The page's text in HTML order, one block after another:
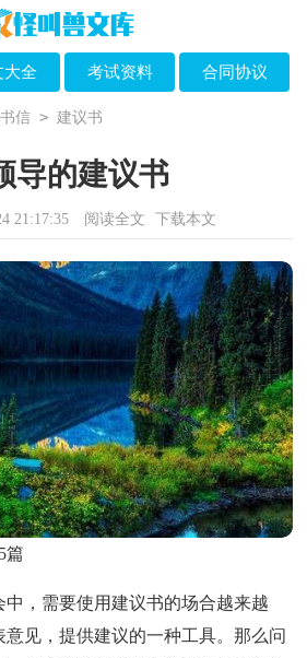
大全 考试资料 合同协议
信 > 建议书
导的建议书
21:17:35 阅读全文 下载本文
篇
中，需要使用建议书的场合越来越
见，提供建议的一种工具。那么问